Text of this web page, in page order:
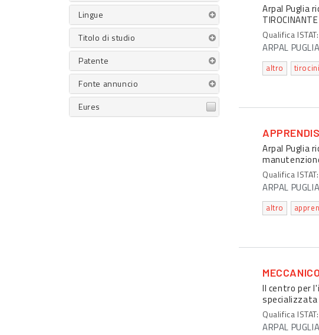
Lingue
Titolo di studio
Patente
Fonte annuncio
Eures
Arpal Puglia
Qualifica ISTAT:
ARPAL PUGLIA
altro
Arpal Puglia
Qualifica ISTAT:
ARPAL PUGLIA
altro
Il centro per
specializzata
Qualifica ISTAT:
ARPAL PUGLIA